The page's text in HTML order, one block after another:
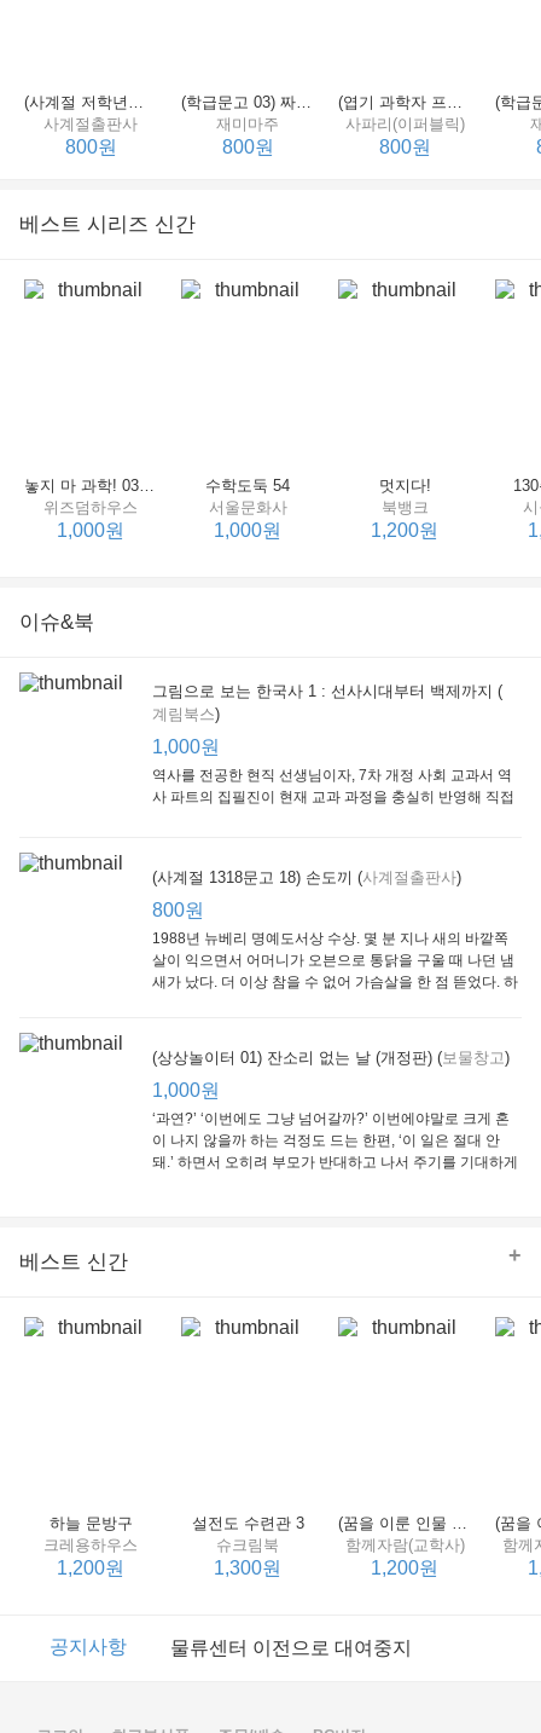
(사계절 저학년문고 21) 선생님은 모르는 게 너무 많아
사계절출판사
800원
(학급문고 03) 짜장 짬뽕 탕수육
재미마주
800원
(엽기 과학자 프래니 01) 도시락 괴물이 나타났다
사파리(이퍼블릭)
800원
Little, Brown
1,000원
큰솔(토토북)
동아일보사
베스트 시리즈 신간
놓지 마 과학! 03 : 정신이 공룡에 정신 놓다
위즈덤하우스
1,000원
수학도둑 54
서울문화사
1,000원
멋지다!
북뱅크
1,200원
이슈&북
그림으로 보는 한국사 1 : 선사시대부터 백제까지 (
계림북스)
1,000원
역사를 전공한 현직 선생님이자, 7차 개정 사회 교과서 역
사 파트의 집필진이 현재 교과 과정을 충실히 반영해 직접
(사계절 1318문고 18) 손도끼 (사계절출판사)
800원
1988년 뉴베리 명예도서상 수상. 몇 분 지나 새의 바깥쪽
살이 익으면서 어머니가 오븐으로 통닭을 구울 때 나던 냄
새가 났다. 더 이상 참을 수 없어 가슴살을 한 점 뜯었다. 하
(상상놀이터 01) 잔소리 없는 날 (개정판) (보물창고)
1,000원
‘과연?’ ‘이번에도 그냥 넘어갈까?’ 이번에야말로 크게 혼
이 나지 않을까 하는 걱정도 드는 한편, ‘이 일은 절대 안
돼.’ 하면서 오히려 부모가 반대하고 나서 주기를 기대하게
베스트 신간 +
하늘 문방구
크레용하우스
1,200원
설전도 수련관 3
슈크림북
1,300원
(꿈을 이룬 인물 탐구 2) 제인 구달
함께자람(교학사)
1,200원
함께
이벤트 2017년 리브피아 여름방학 참고서 이벤트
공지사항 물류센터 이전으로 대여중지